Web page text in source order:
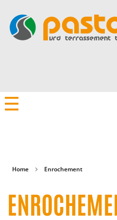
Home Enrochement